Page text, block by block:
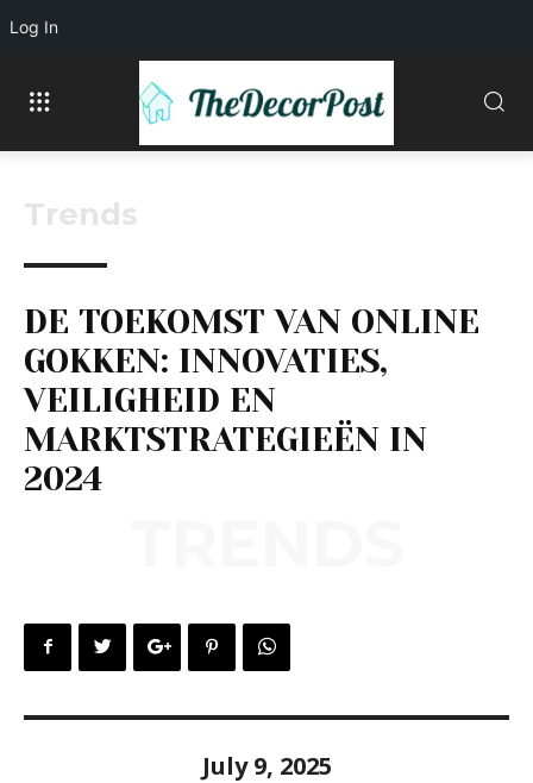
Trends
DE TOEKOMST VAN ONLINE
GOKKEN: INNOVATIES,
VEILIGHEID EN
MARKTSTRATEGIEËN IN
2024
July 9, 2025
Log In